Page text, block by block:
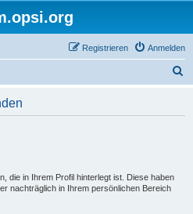
Anmelden
Registrieren
die in Ihrem Profil hinterlegt ist. Diese haben
nachträglich in Ihrem persönlichen Bereich